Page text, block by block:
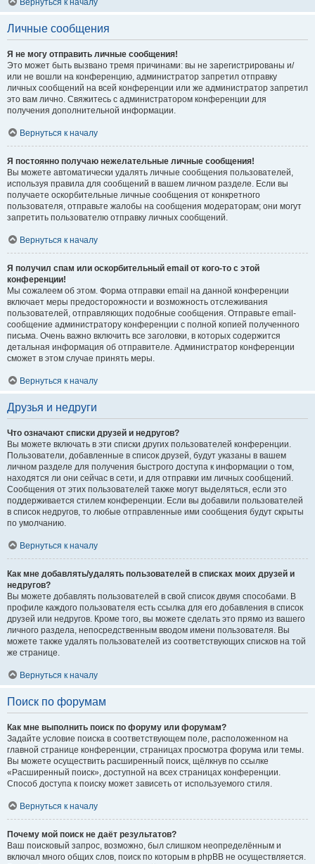
Вернуться к началу
Личные сообщения
Я не могу отправить личные сообщения!
Это может быть вызвано тремя причинами: вы не зарегистрированы и/
или не вошли на конференцию, администратор запретил отправку
личных сообщений на всей конференции или же администратор запретил
это вам лично. Свяжитесь с администратором конференции для
получения дополнительной информации.
Вернуться к началу
Я постоянно получаю нежелательные личные сообщения!
Вы можете автоматически удалять личные сообщения пользователей,
используя правила для сообщений в вашем личном разделе. Если вы
получаете оскорбительные личные сообщения от конкретного
пользователя, отправьте жалобы на сообщения модераторам; они могут
запретить пользователю отправку личных сообщений.
Вернуться к началу
Я получил спам или оскорбительный email от кого-то с этой
конференции!
Мы сожалеем об этом. Форма отправки email на данной конференции
включает меры предосторожности и возможность отслеживания
пользователей, отправляющих подобные сообщения. Отправьте email-
сообщение администратору конференции с полной копией полученного
письма. Очень важно включить все заголовки, в которых содержится
детальная информация об отправителе. Администратор конференции
сможет в этом случае принять меры.
Вернуться к началу
Друзья и недруги
Что означают списки друзей и недругов?
Вы можете включать в эти списки других пользователей конференции.
Пользователи, добавленные в список друзей, будут указаны в вашем
личном разделе для получения быстрого доступа к информации о том,
находятся ли они сейчас в сети, и для отправки им личных сообщений.
Сообщения от этих пользователей также могут выделяться, если это
поддерживается стилем конференции. Если вы добавили пользователей
в список недругов, то любые отправленные ими сообщения будут скрыты
по умолчанию.
Вернуться к началу
Как мне добавлять/удалять пользователей в списках моих друзей и
недругов?
Вы можете добавлять пользователей в свой список двумя способами. В
профиле каждого пользователя есть ссылка для его добавления в список
друзей или недругов. Кроме того, вы можете сделать это прямо из вашего
личного раздела, непосредственным вводом имени пользователя. Вы
можете также удалять пользователей из соответствующих списков на той
же странице.
Вернуться к началу
Поиск по форумам
Как мне выполнить поиск по форуму или форумам?
Задайте условие поиска в соответствующем поле, расположенном на
главной странице конференции, страницах просмотра форума или темы.
Вы можете осуществить расширенный поиск, щёлкнув по ссылке
«Расширенный поиск», доступной на всех страницах конференции.
Способ доступа к поиску может зависеть от используемого стиля.
Вернуться к началу
Почему мой поиск не даёт результатов?
Ваш поисковый запрос, возможно, был слишком неопределённым и
включал много общих слов, поиск по которым в phpBB не осуществляется.